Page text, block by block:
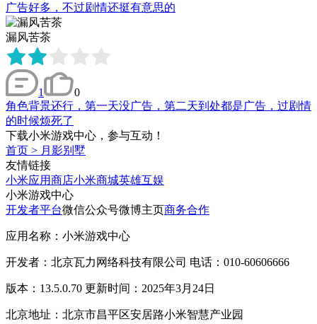
广告好多，不过剧情还挺有意思的
漏风苦茶
1
0
角色背景还行，第一天没广告，第二天到处都是广告，过剧情
的时候烦死了
下载小米游戏中心，参与互动！
首页 > 月影别墅
友情链接
小米应用商店小米商城英雄互娱
小米游戏中心
开发者平台微信公众号微博主页商务合作
应用名称：小米游戏中心
开发者：北京瓦力网络科技有限公司 电话：010-60606666
版本：13.5.0.70 更新时间：2025年3月24日
北京地址：北京市昌平区安居路小米智慧产业园